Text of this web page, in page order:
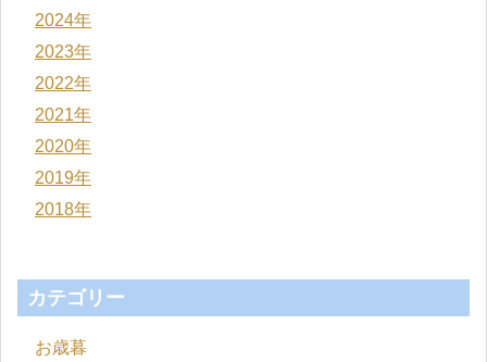
2024年
2023年
2022年
2021年
2020年
2019年
2018年
カテゴリー
お歳暮